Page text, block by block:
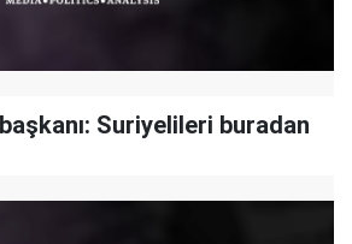
Suriyelileri buradan